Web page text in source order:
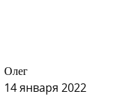
Олег
14 января 2022